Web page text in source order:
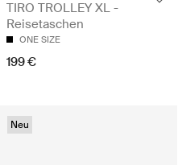
TIRO TROLLEY XL -
Reisetaschen
ONE SIZE
199 €
Neu